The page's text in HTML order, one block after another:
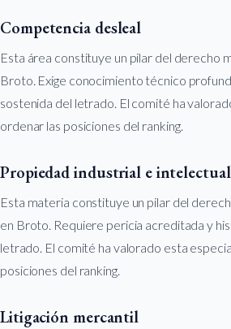
Competencia desleal
Esta área constituye un pilar del derecho
Broto. Exige conocimiento técnico
sostenida del letrado. El comité ha
ordenar las posiciones del ranking.
Propiedad industrial e intelectual
Esta materia constituye un pilar del
en Broto. Requiere pericia acreditada y
letrado. El comité ha valorado esta
posiciones del ranking.
Litigación mercantil